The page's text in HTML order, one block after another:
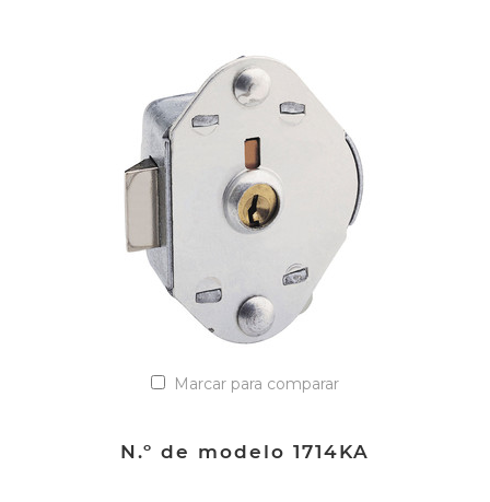
VER DETALLES
Añadir a la lista de cotización
Marcar para comparar
N.º de modelo 1714KA